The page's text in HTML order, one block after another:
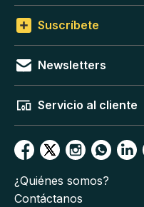
Suscríbete
Newsletters
Servicio al cliente
¿Quiénes somos?
Contáctanos